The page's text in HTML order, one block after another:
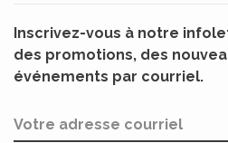
Inscrivez-vous à notre
des promotions, des
événements par courriel.